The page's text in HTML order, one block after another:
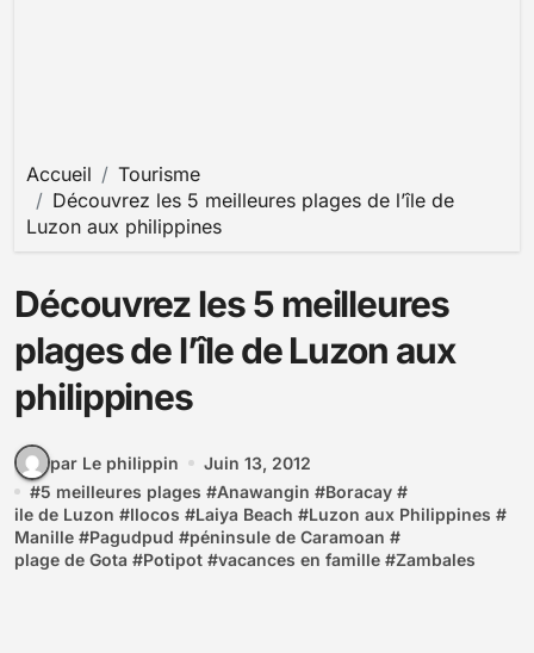
Accueil
Tourisme
Découvrez les 5 meilleures plages de l’île de
Luzon aux philippines
Découvrez les 5 meilleures
plages de l’île de Luzon aux
philippines
par Le philippin
Juin 13, 2012
#5 meilleures plages #Anawangin #Boracay #
ile de Luzon #Ilocos #Laiya Beach #Luzon aux Philippines #
Manille #Pagudpud #péninsule de Caramoan #
plage de Gota #Potipot #vacances en famille #Zambales